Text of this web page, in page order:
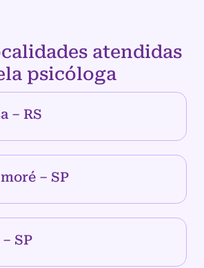
atendidas
psicóloga
– RS
– SP
SP